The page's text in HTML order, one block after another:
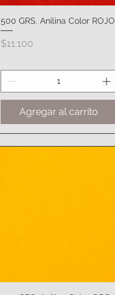
Vista rápida
500 GRS. Anilina Color ROJO
Precio
$11.100
Agregar al carrito